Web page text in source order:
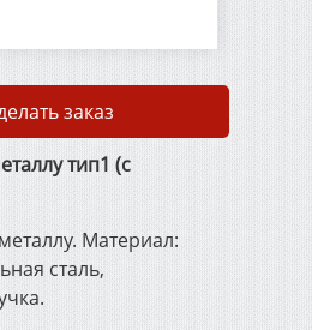
70
лента
и
заказ
тип1 (с
Материал:
сталь,